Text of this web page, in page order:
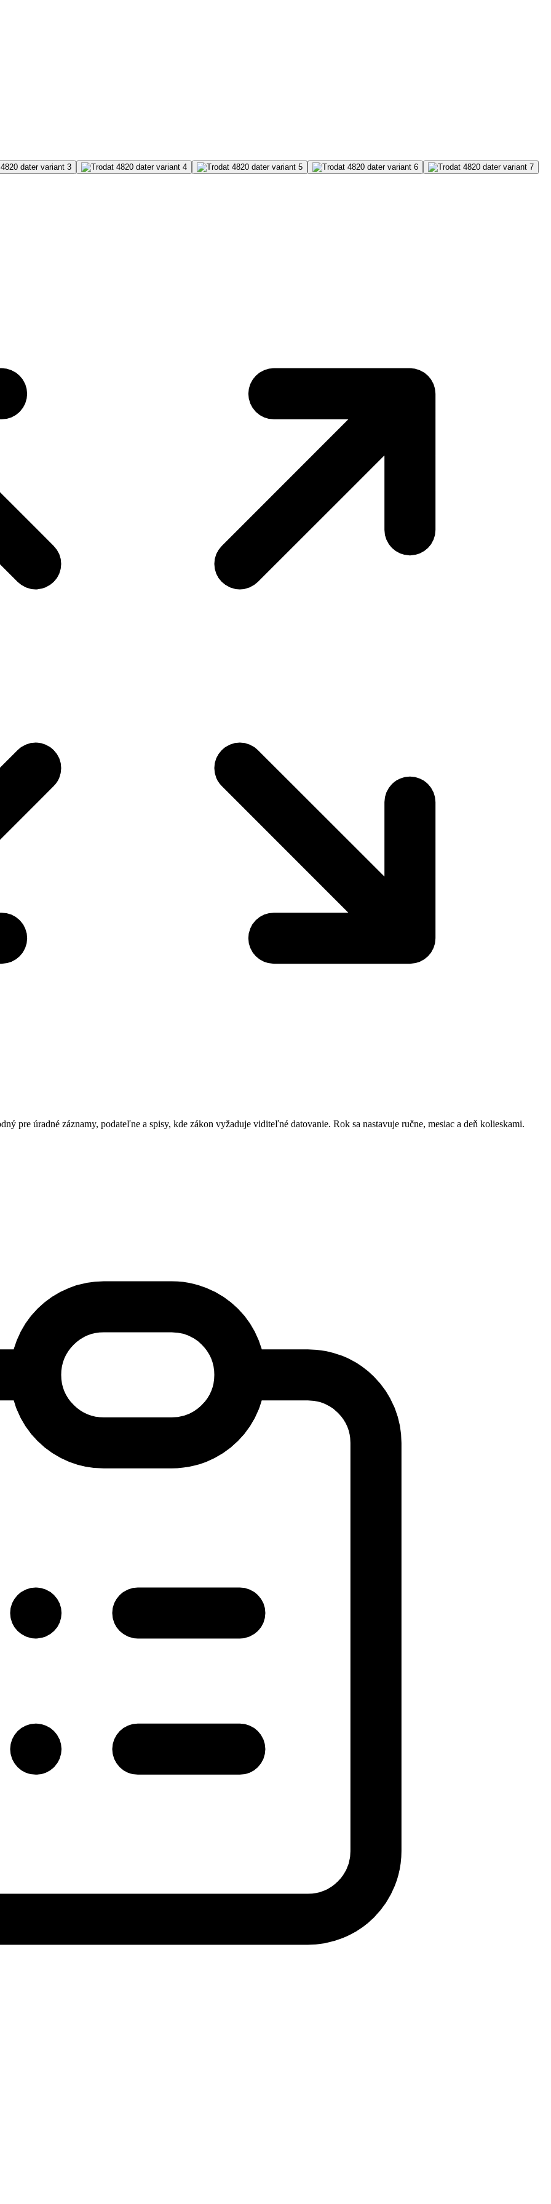
pre úradné záznamy, podateľne a spisy, kde zákon vyžaduje viditeľné datovanie. Rok sa nastavuje ručne, mesiac a deň kolieskami.